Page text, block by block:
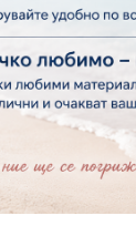
Абитуриентски